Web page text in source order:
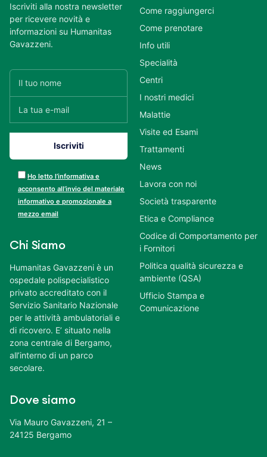
Iscriviti alla nostra newsletter
per ricevere novità e
informazioni su Humanitas
Gavazzeni.
Ho letto l’informativa e
acconsento all’invio del materiale
informativo e promozionale a
mezzo email
Chi Siamo
Humanitas Gavazzeni è un
ospedale polispecialistico
privato accreditato con il
Servizio Sanitario Nazionale
per le attività ambulatoriali e
di ricovero. E’ situato nella
zona centrale di Bergamo,
all’interno di un parco
secolare.
Dove siamo
Via Mauro Gavazzeni, 21 –
24125 Bergamo
Come raggiungerci
Come prenotare
Info utili
Specialità
Centri
I nostri medici
Malattie
Visite ed Esami
Trattamenti
News
Lavora con noi
Società trasparente
Etica e Compliance
Codice di Comportamento per
i Fornitori
Politica qualità sicurezza e
ambiente (QSA)
Ufficio Stampa e
Comunicazione